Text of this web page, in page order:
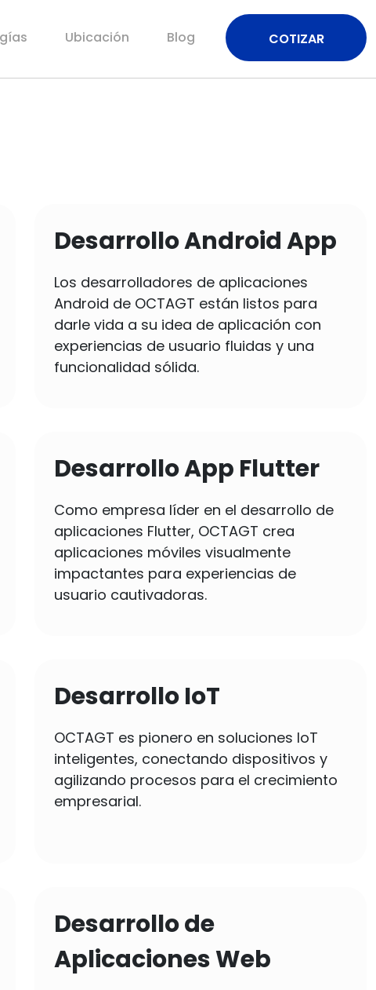
Ubicación Blog COTIZAR
Desarrollo Android App
Los desarrolladores de aplicaciones
Android de OCTAGT están listos para
darle vida a su idea de aplicación con
experiencias de usuario fluidas y una
funcionalidad sólida.
Desarrollo App Flutter
Como empresa líder en el desarrollo de
aplicaciones Flutter, OCTAGT crea
aplicaciones móviles visualmente
impactantes para experiencias de
usuario cautivadoras.
Desarrollo IoT
OCTAGT es pionero en soluciones IoT
inteligentes, conectando dispositivos y
agilizando procesos para el crecimiento
empresarial.
Desarrollo de
Aplicaciones Web